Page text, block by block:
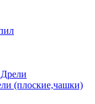
(плоские,чашки)